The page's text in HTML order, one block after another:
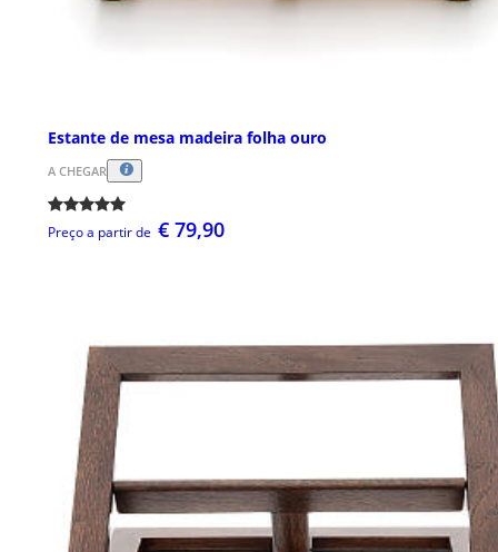
Estante de mesa madeira folha ouro
A CHEGAR
Preço a partir de € 79,90